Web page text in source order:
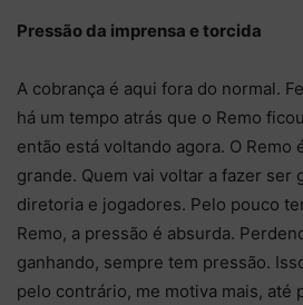
Pressão da imprensa e torcida
A cobrança é aqui fora do normal.
há um tempo atrás que o Remo
então está voltando agora. O Remo
grande. Quem vai voltar a fazer ser
diretoria e jogadores. Pelo pouco
Remo, a pressão é absurda.
ganhando, sempre tem pressão.
pelo contrário, me motiva mais, até